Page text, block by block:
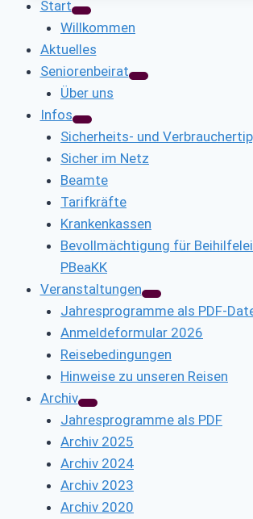
Start
Willkommen
Aktuelles
Seniorenbeirat
Über uns
Infos
Sicherheits- und
Sicher im Netz
Beamte
Tarifkräfte
Krankenkassen
Bevollmächtigung für
PBeaKK
Veranstaltungen
Jahresprogramme als PDF-
Anmeldeformular 2026
Reisebedingungen
Hinweise zu unseren Reisen
Archiv
Jahresprogramme als PDF
Archiv 2025
Archiv 2024
Archiv 2023
Archiv 2020